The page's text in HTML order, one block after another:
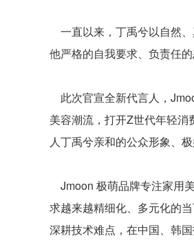
一直以来，丁禹兮以自然
他严格的自我要求、负责任
此次官宣全新代言人，
美容潮流，打开Z世代年轻
人丁禹兮亲和的公众形象、
Jmoon 极萌品牌专注家用
求越来越精细化、多元化的
深耕技术难点，在中国、韩